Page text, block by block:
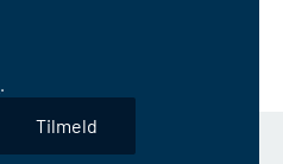
.
Tilmeld